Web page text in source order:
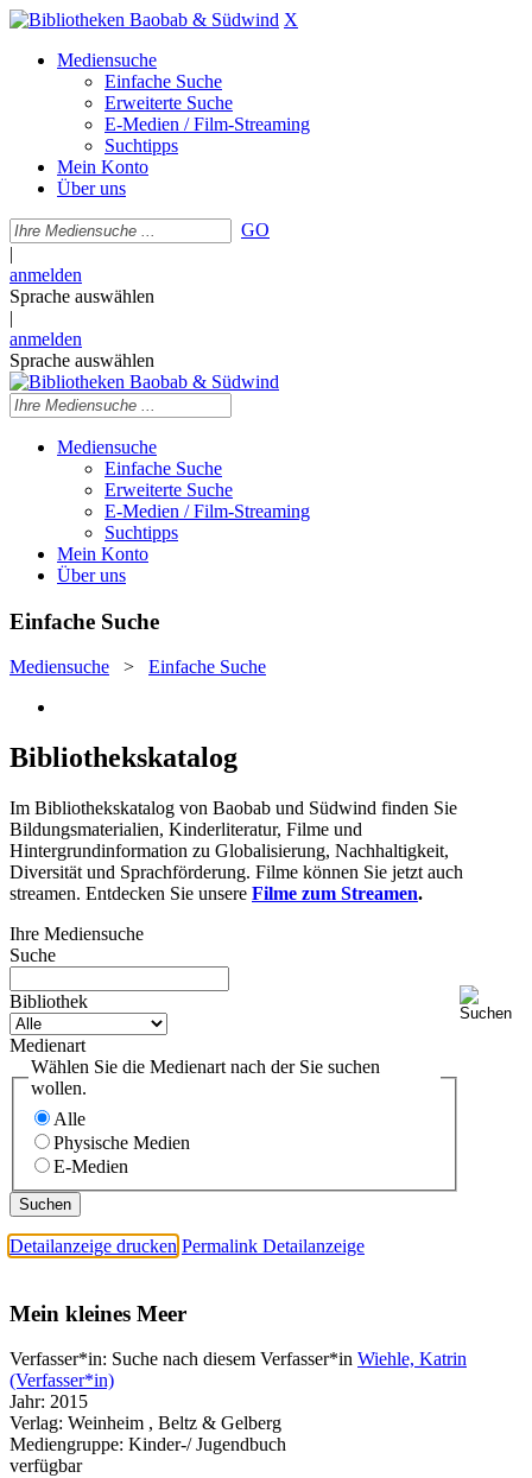
X
Mediensuche
Einfache Suche
Erweiterte Suche
E-Medien / Film-Streaming
Suchtipps
Mein Konto
Über uns
GO
|
anmelden
Sprache auswählen
|
anmelden
Sprache auswählen
Mediensuche
Einfache Suche
Erweiterte Suche
E-Medien / Film-Streaming
Suchtipps
Mein Konto
Über uns
Einfache Suche
Mediensuche > Einfache Suche
Bibliothekskatalog
Im Bibliothekskatalog von Baobab und Südwind finden Sie
Bildungsmaterialien, Kinderliteratur, Filme und
Hintergrundinformation zu Globalisierung, Nachhaltigkeit,
Diversität und Sprachförderung. Filme können Sie jetzt auch
streamen. Entdecken Sie unsere Filme zum Streamen.
Ihre Mediensuche
Suche
Bibliothek
Medienart
Wählen Sie die Medienart nach der Sie suchen
wollen.
Alle
Physische Medien
E-Medien
Detailanzeige drucken Permalink Detailanzeige
Mein kleines Meer
Verfasser*in: Suche nach diesem Verfasser*in Wiehle, Katrin
(Verfasser*in)
Jahr: 2015
Verlag: Weinheim , Beltz & Gelberg
Mediengruppe: Kinder-/ Jugendbuch
verfügbar